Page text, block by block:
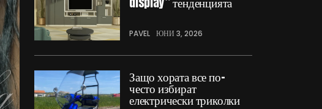
PAVEL ЮНИ 3, 2026
Защо хората все по-
често избират
електрически триколки